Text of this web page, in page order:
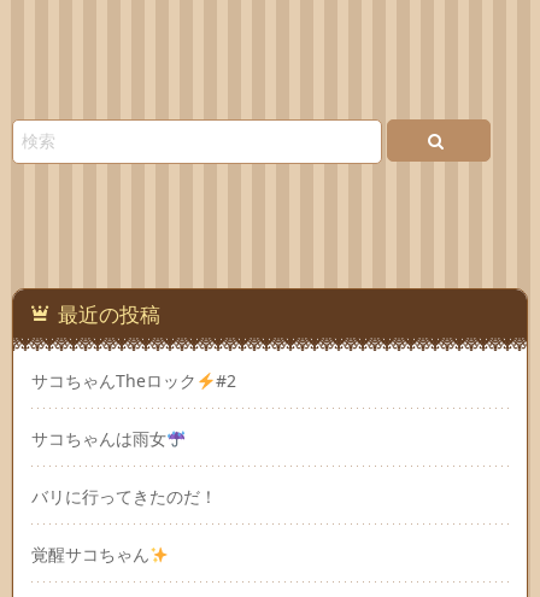
最近の投稿
サコちゃんTheロック #2
サコちゃんは雨女
バリに行ってきたのだ！
覚醒サコちゃん